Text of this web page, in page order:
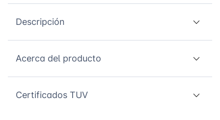
Descripción
Acerca del producto
Certificados TUV